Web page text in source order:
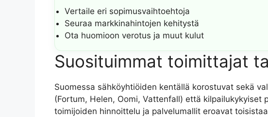
Vertaile eri sopimusvaihtoehtoja
Seuraa markkinahintojen kehitystä
Ota huomioon verotus ja muut kulut
Suosituimmat toimittajat
Suomessa sähköyhtiöiden kentällä korostuvat sekä
(Fortum, Helen, Oomi, Vattenfall) että kilpailukykyiset
toimijoiden hinnoittelu ja palvelumallit eroavat